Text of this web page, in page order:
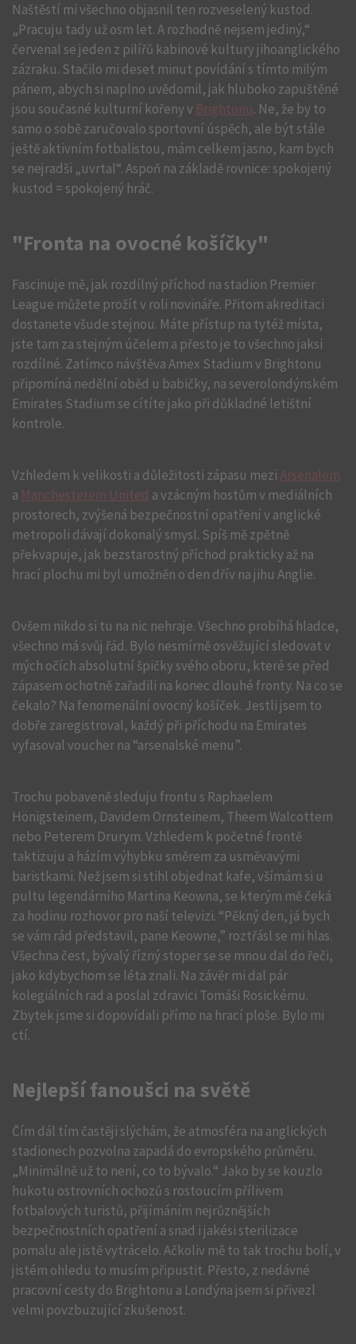
Naštěstí mi všechno objasnil ten rozveselený kustod.
„Pracuju tady už osm let. A rozhodně nejsem jediný,“
červenal se jeden z pilířů kabinové kultury jihoanglického
zázraku. Stačilo mi deset minut povídání s tímto milým
pánem, abych si naplno uvědomil, jak hluboko zapuštěné
jsou současné kulturní kořeny v Brightonu. Ne, že by to
samo o sobě zaručovalo sportovní úspěch, ale být stále
ještě aktivním fotbalistou, mám celkem jasno, kam bych
se nejradši „uvrtal“. Aspoň na základě rovnice: spokojený
kustod = spokojený hráč.
"Fronta na ovocné košíčky"
Fascinuje mě, jak rozdílný příchod na stadion Premier
League můžete prožít v roli novináře. Přitom akreditaci
dostanete všude stejnou. Máte přístup na tytéž místa,
jste tam za stejným účelem a přesto je to všechno jaksi
rozdílné. Zatímco návštěva Amex Stadium v Brightonu
připomíná nedělní oběd u babičky, na severolondýnském
Emirates Stadium se cítíte jako při důkladné letištní
kontrole.
Vzhledem k velikosti a důležitosti zápasu meziArsenalem
a Manchesterem United a vzácným hostům v mediálních
prostorech, zvýšená bezpečnostní opatření v anglické
metropoli dávají dokonalý smysl. Spíš mě zpětně
překvapuje, jak bezstarostný příchod prakticky až na
hrací plochu mi byl umožněn o den dřív na jihu Anglie.
Ovšem nikdo si tu na nic nehraje. Všechno probíhá hladce,
všechno má svůj řád. Bylo nesmírně osvěžující sledovat v
mých očích absolutní špičky svého oboru, které se před
zápasem ochotně zařadili na konec dlouhé fronty. Na co se
čekalo? Na fenomenální ovocný košíček. Jestli jsem to
dobře zaregistroval, každý při příchodu na Emirates
vyfasoval voucher na “arsenalské menu”.
Trochu pobaveně sleduju frontu s Raphaelem
Hönigsteinem, Davidem Ornsteinem, Theem Walcottem
nebo Peterem Drurym. Vzhledem k početné frontě
taktizuju a házím výhybku směrem za usměvavými
baristkami. Než jsem si stihl objednat kafe, všímám si u
pultu legendárního Martina Keowna, se kterým mě čeká
za hodinu rozhovor pro naší televizi. “Pěkný den, já bych
se vám rád představil, pane Keowne,” roztřásl se mi hlas.
Všechna čest, bývalý řízný stoper se se mnou dal do řeči,
jako kdybychom se léta znali. Na závěr mi dal pár
kolegiálních rad a poslal zdravici Tomáši Rosickému.
Zbytek jsme si dopovídali přímo na hrací ploše. Bylo mi
ctí.
Nejlepší fanoušci na světě
Čím dál tím častěji slýchám, že atmosféra na anglických
stadionech pozvolna zapadá do evropského průměru.
„Minimálně už to není, co to bývalo.“ Jako by se kouzlo
hukotu ostrovních ochozů s rostoucím přílivem
fotbalových turistů, přijímáním nejrůznějších
bezpečnostních opatření a snad i jakési sterilizace
pomalu ale jistě vytrácelo. Ačkoliv mě to tak trochu bolí, v
jistém ohledu to musím připustit. Přesto, z nedávné
pracovní cesty do Brightonu a Londýna jsem si přivezl
velmi povzbuzující zkušenost.